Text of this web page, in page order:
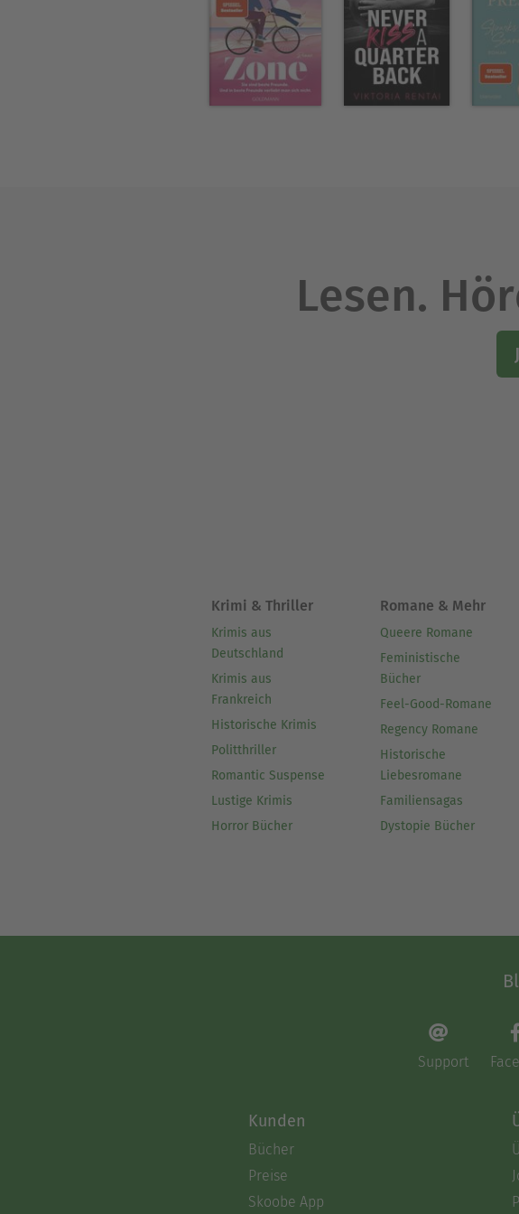
Lesen.
Krimi & Thriller
Krimis aus
Deutschland
Krimis aus
Frankreich
Historische Krimis
Politthriller
Romantic Suspense
Lustige Krimis
Horror Bücher
Romane & Mehr
Queere Romane
Feministische
Bücher
Feel-Good-Romane
Regency Romane
Historische
Liebesromane
Familiensagas
Dystopie Bücher
Support
Kunden
Bücher
Preise
Skoobe App